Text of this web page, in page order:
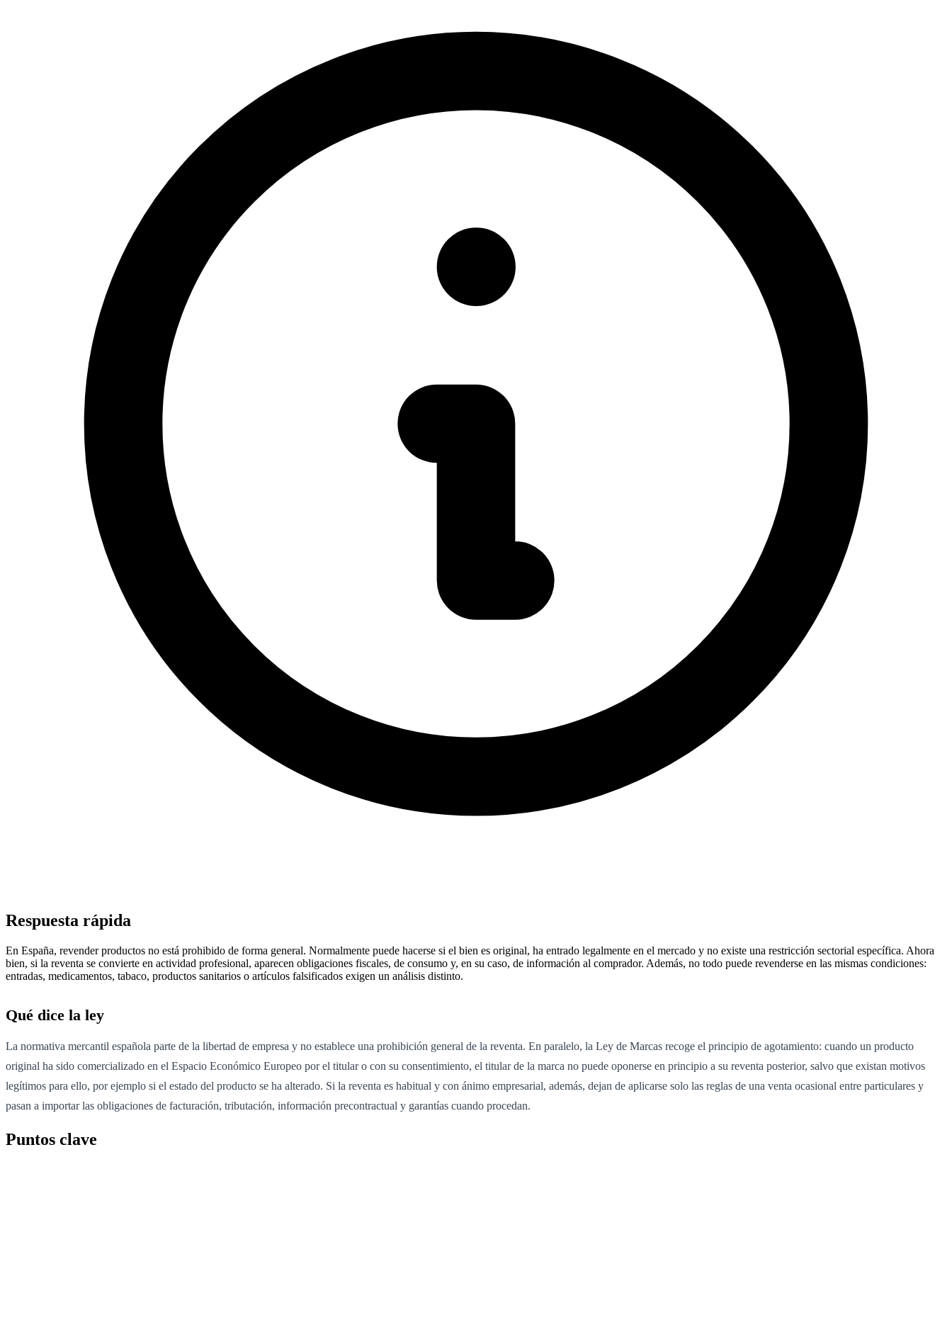
Respuesta rápida
En España, revender productos no está prohibido de forma general. Normalmente puede hacerse si el bien es original, ha entrado legalmente en el mercado y no existe una restricción sectorial específica. Ahora
bien, si la reventa se convierte en actividad profesional, aparecen obligaciones fiscales, de consumo y, en su caso, de información al comprador. Además, no todo puede revenderse en las mismas condiciones:
entradas, medicamentos, tabaco, productos sanitarios o artículos falsificados exigen un análisis distinto.
Qué dice la ley
La normativa mercantil española parte de la libertad de empresa y no establece una prohibición general de la reventa. En paralelo, la Ley de Marcas recoge el principio de agotamiento: cuando un producto
original ha sido comercializado en el Espacio Económico Europeo por el titular o con su consentimiento, el titular de la marca no puede oponerse en principio a su reventa posterior, salvo que existan motivos
legítimos para ello, por ejemplo si el estado del producto se ha alterado. Si la reventa es habitual y con ánimo empresarial, además, dejan de aplicarse solo las reglas de una venta ocasional entre particulares y
pasan a importar las obligaciones de facturación, tributación, información precontractual y garantías cuando procedan.
Puntos clave